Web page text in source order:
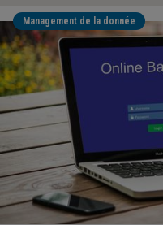
Management de la donnée